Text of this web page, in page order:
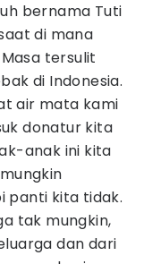
bernama Tuti
di mana
tersulit
di Indonesia.
air mata kami
donatur kita
anak ini kita
panti kita tidak.
tak mungkin,
dan dari